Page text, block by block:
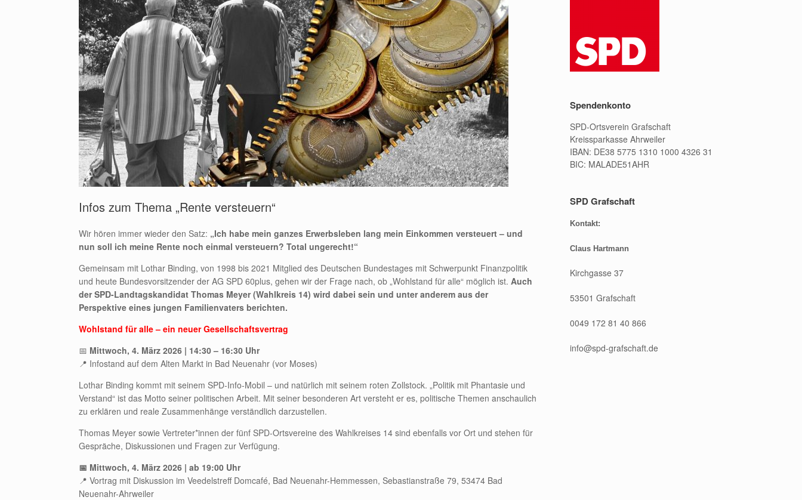
Infos zum Thema „Rente versteuern“
Wir hören immer wieder den Satz: „Ich habe mein ganzes Erwerbsleben lang mein Einkommen versteuert – und
nun soll ich meine Rente noch einmal versteuern? Total ungerecht!“
Gemeinsam mit Lothar Binding, von 1998 bis 2021 Mitglied des Deutschen Bundestages mit Schwerpunkt Finanzpolitik
und heute Bundesvorsitzender der AG SPD 60plus, gehen wir der Frage nach, ob „Wohlstand für alle“ möglich ist. Auch
der SPD-Landtagskandidat Thomas Meyer (Wahlkreis 14) wird dabei sein und unter anderem aus der
Perspektive eines jungen Familienvaters berichten.
Wohlstand für alle – ein neuer Gesellschaftsvertrag
📅 Mittwoch, 4. März 2026 | 14:30 – 16:30 Uhr
📍 Infostand auf dem Alten Markt in Bad Neuenahr (vor Moses)
Lothar Binding kommt mit seinem SPD-Info-Mobil – und natürlich mit seinem roten Zollstock. „Politik mit Phantasie und
Verstand“ ist das Motto seiner politischen Arbeit. Mit seiner besonderen Art versteht er es, politische Themen anschaulich
zu erklären und reale Zusammenhänge verständlich darzustellen.
Thomas Meyer sowie Vertreter*innen der fünf SPD-Ortsvereine des Wahlkreises 14 sind ebenfalls vor Ort und stehen für
Gespräche, Diskussionen und Fragen zur Verfügung.
📅 Mittwoch, 4. März 2026 | ab 19:00 Uhr
📍 Vortrag mit Diskussion im Veedelstreff Domcafé, Bad Neuenahr-Hemmessen, Sebastianstraße 79, 53474 Bad
Neuenahr-Ahrweiler
Spendenkonto
SPD-Ortsverein Grafschaft
Kreissparkasse Ahrweiler
IBAN: DE38 5775 1310 1000 4326 31
BIC: MALADE51AHR
SPD Grafschaft
Kontakt:
Claus Hartmann
Kirchgasse 37
53501 Grafschaft
0049 172 81 40 866
info@spd-grafschaft.de